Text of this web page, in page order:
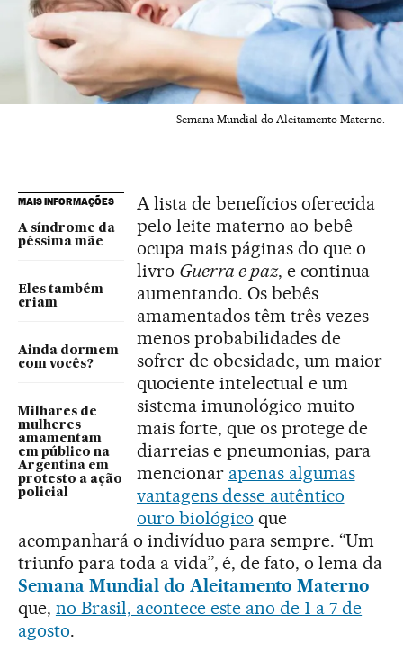
Semana Mundial do Aleitamento Materno.
MAIS INFORMAÇÕES
A síndrome da
péssima mãe
Eles também
criam
Ainda dormem
com vocês?
Milhares de
mulheres
amamentam
em público na
Argentina em
protesto a ação
policial
A lista de benefícios oferecida
pelo leite materno ao bebê
ocupa mais páginas do que o
livro Guerra e paz, e continua
aumentando. Os bebês
amamentados têm três vezes
menos probabilidades de
sofrer de obesidade, um maior
quociente intelectual e um
sistema imunológico muito
mais forte, que os protege de
diarreias e pneumonias, para
mencionar apenas algumas
vantagens desse autêntico
ouro biológico que
acompanhará o indivíduo para sempre. “Um
triunfo para toda a vida”, é, de fato, o lema da
Semana Mundial do Aleitamento Materno
que, no Brasil, acontece este ano de 1 a 7 de
agosto.